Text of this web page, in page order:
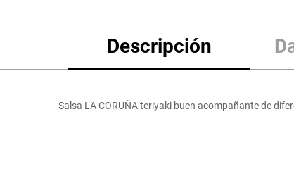
Descripción
Salsa LA CORUÑA teriyaki buen acompañante de